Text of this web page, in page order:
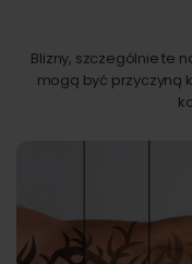
Blizny, szczególnie te
mogą być przyczyną